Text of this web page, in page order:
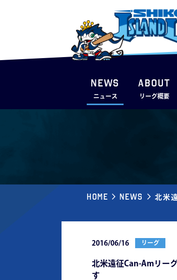
NEWS
ニュース
ABOUT
リーグ概要
Home News 北米
2016/06/16 リーグ
北米遠征Can-Amリー
す